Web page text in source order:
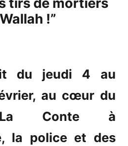
tirs de mortiers
!”
du jeudi 4 au
au cœur du
Conte à
la police et des